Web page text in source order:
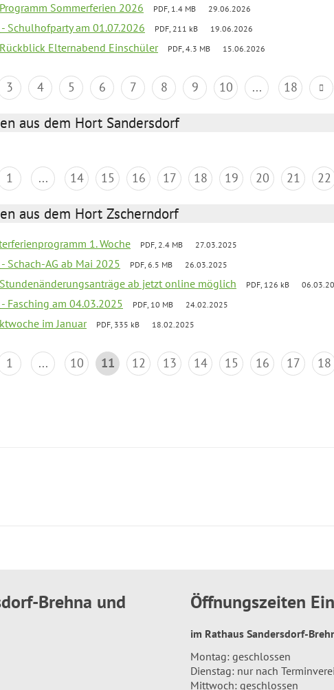
Sommerferien 2026 PDF, 1.4 MB 29.06.2026
Schulhofparty am 01.07.2026 PDF, 211 kB 19.06.2026
Elternabend Einschüler PDF, 4.3 MB 15.06.2026
3 4 5 6 7 8 9 10 ... 18
aus dem Hort Sandersdorf
1 ... 14 15 16 17 18 19 20 21 22
aus dem Hort Zscherndorf
1. Woche PDF, 2.4 MB 27.03.2025
Schach-AG ab Mai 2025 PDF, 6.5 MB 26.03.2025
ab jetzt online möglich PDF, 126 kB
Fasching am 04.03.2025 PDF, 10 MB 24.02.2025
im Januar PDF, 335 kB 18.02.2025
1 ... 10 11 12 13 14 15 16 17 18
Brehna und
Öffnungszeiten
im Rathaus Sandersdorf-
Montag: geschlossen
Dienstag: nur nach
Mittwoch: geschlossen